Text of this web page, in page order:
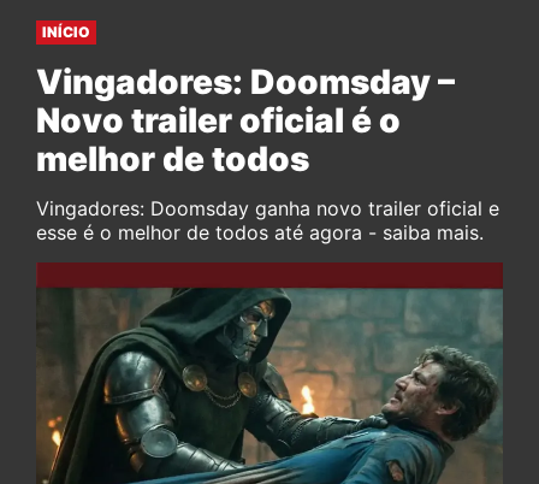
INÍCIO
Vingadores: Doomsday –
Novo trailer oficial é o
melhor de todos
Vingadores: Doomsday ganha novo trailer oficial e
esse é o melhor de todos até agora - saiba mais.